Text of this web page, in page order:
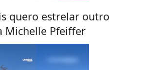
quero estrelar outro
Michelle Pfeiffer